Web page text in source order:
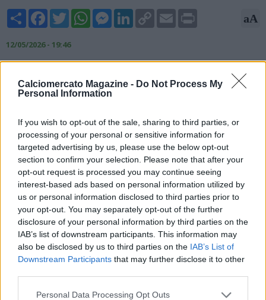
Calciomercato Magazine - Do Not Process My
Personal Information
If you wish to opt-out of the sale, sharing to third parties, or
processing of your personal or sensitive information for
targeted advertising by us, please use the below opt-out
section to confirm your selection. Please note that after your
opt-out request is processed you may continue seeing
interest-based ads based on personal information utilized by
us or personal information disclosed to third parties prior to
your opt-out. You may separately opt-out of the further
disclosure of your personal information by third parties on the
IAB’s list of downstream participants. This information may
also be disclosed by us to third parties on the IAB’s List of
Downstream Participants that may further disclose it to other
Personal Data Processing Opt Outs
Share FacebookTwitterWhatsAppMessengerLinkedInCopy
Link
Email aA
12/05/2026 - 19:46
alcuni dettagli sul futuro del diensoe azzurro Juan Jeus. Stando
a quanto riportato, infatti, l'addio di Juan Jesus al Napoli
estimatori: sulle sue tracce, infatti, ci sarebbero lo Sporting
Lisbona in Liga Portugal e anche l'Atletico Mineiro. Anche altri
club brasiliani sembrano essere sulle sue tracce, ma al
momento alcuna trattativa sembra essere in via di
definizione.